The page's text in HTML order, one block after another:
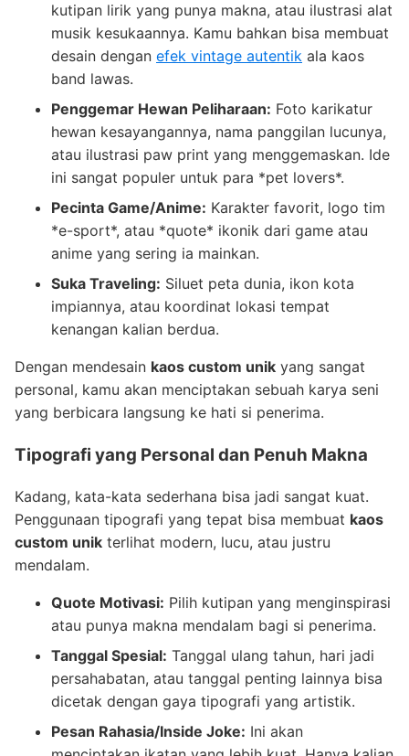
kutipan lirik yang punya makna, atau ilustrasi alat
musik kesukaannya. Kamu bahkan bisa membuat
desain dengan efek vintage autentik ala kaos
band lawas.
Penggemar Hewan Peliharaan: Foto karikatur
hewan kesayangannya, nama panggilan lucunya,
atau ilustrasi paw print yang menggemaskan. Ide
ini sangat populer untuk para *pet lovers*.
Pecinta Game/Anime: Karakter favorit, logo tim
*e-sport*, atau *quote* ikonik dari game atau
anime yang sering ia mainkan.
Suka Traveling: Siluet peta dunia, ikon kota
impiannya, atau koordinat lokasi tempat
kenangan kalian berdua.
Dengan mendesain kaos custom unik yang sangat
personal, kamu akan menciptakan sebuah karya seni
yang berbicara langsung ke hati si penerima.
Tipografi yang Personal dan Penuh Makna
Kadang, kata-kata sederhana bisa jadi sangat kuat.
Penggunaan tipografi yang tepat bisa membuat kaos
custom unik terlihat modern, lucu, atau justru
mendalam.
Quote Motivasi: Pilih kutipan yang menginspirasi
atau punya makna mendalam bagi si penerima.
Tanggal Spesial: Tanggal ulang tahun, hari jadi
persahabatan, atau tanggal penting lainnya bisa
dicetak dengan gaya tipografi yang artistik.
Pesan Rahasia/Inside Joke: Ini akan